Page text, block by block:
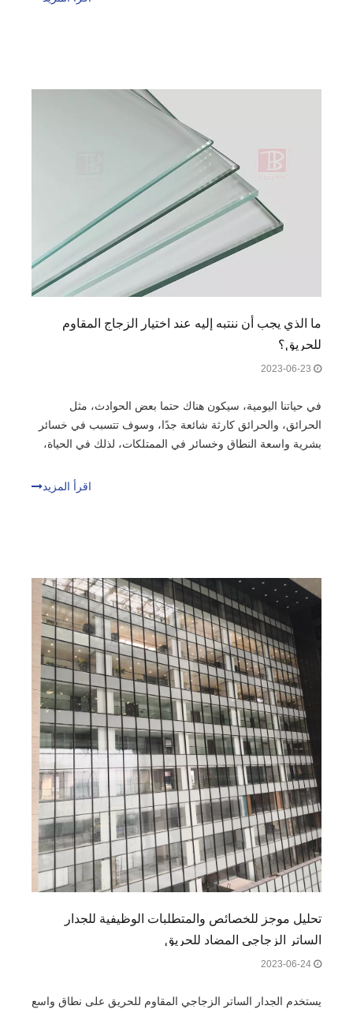
ما الذي يجب أن ننتبه إليه عند اختيار الزجاج المقاوم
للحريق؟
في حياتنا اليومية، سيكون هناك حتما بعض الحوادث، مثل
الحرائق، والحرائق كارثة شائعة جدًا، وسوف تتسبب في خسائر
بشرية واسعة النطاق وخسائر في الممتلكات، لذلك في الحياة،
للحريق يمكن أن يضمن سلامة حياتنا وممتلكاتنا وفقًا لذلك. فاير
اقرأ المزيد
تحليل موجز للخصائص والمتطلبات الوظيفية للجدار
الساتر الزجاجي المضاد للحريق
يستخدم الجدار الساتر الزجاجي المقاوم للحريق على نطاق واسع